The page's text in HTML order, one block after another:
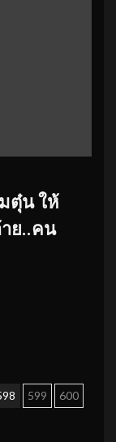
ตุ๋น ให้
ย..คน
599
600